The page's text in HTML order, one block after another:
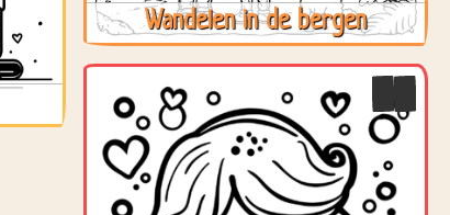
Wandelen in de bergen